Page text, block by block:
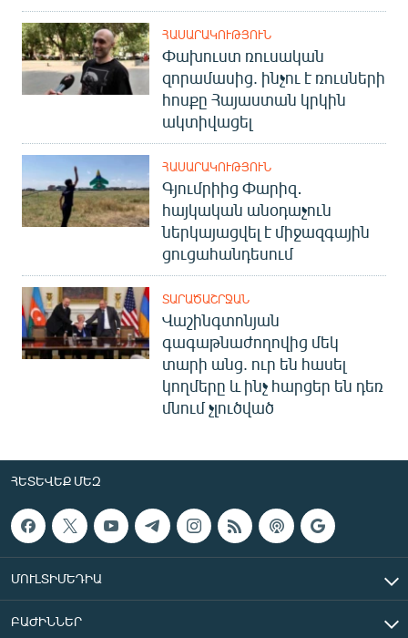
ՀԱՍԱՐԱԿՈՒԹՅՈՒՆ
Փախուստ ռուսական
զորամասից. ինչու է ռուսների
հոսքը Հայաստան կրկին
ակտիվացել
ՀԱՍԱՐԱԿՈՒԹՅՈՒՆ
Գյումրիից Փարիզ․
հայկական անօդաչուն
ներկայացվել է միջազգային
ցուցահանդեսում
ՏԱՐԱԾԱՇՐՋԱՆ
Վաշինգտոնյան
գագաթնաժողովից մեկ
տարի անց. ուր են հասել
կողմերը և ինչ հարցեր են դեռ
մնում չլուծված
ՀԵՏԵՎԵՔ ՄԵԶ
ՄՈՒԼՏԻՄԵԴԻԱ
ԲԱԺԻՆՆԵՐ